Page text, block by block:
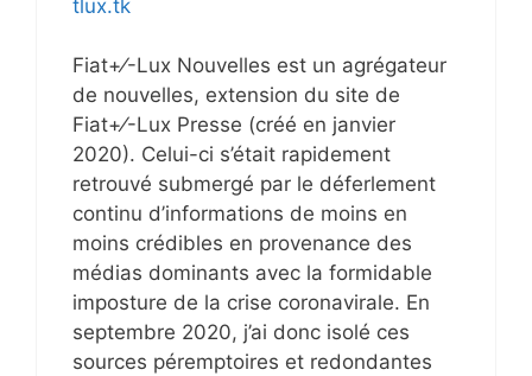
tlux.tk
Fiat+⁄-Lux Nouvelles est un agrégateur
de nouvelles, extension du site de
Fiat+⁄-Lux Presse (créé en janvier
2020). Celui-ci s’était rapidement
retrouvé submergé par le déferlement
continu d’informations de moins en
moins crédibles en provenance des
médias dominants avec la formidable
imposture de la crise coronavirale. En
septembre 2020, j’ai donc isolé ces
sources péremptoires et redondantes